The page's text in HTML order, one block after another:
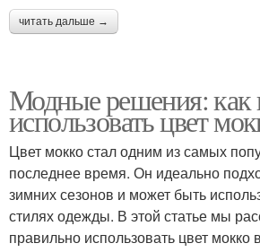
читать дальше →
Модные решения: как
использовать цвет
Цвет мокко стал одним из самых
последнее время. Он идеально
зимних сезонов и может быть
стилях одежды. В этой статье мы
правильно использовать цвет мокко